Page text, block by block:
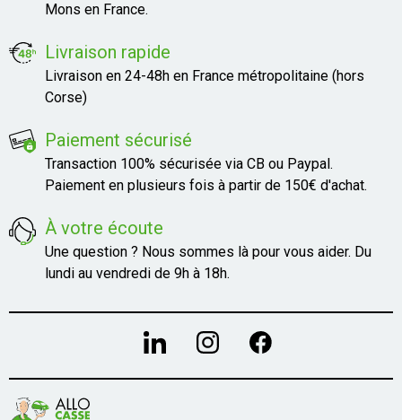
Mons en France.
Livraison rapide
Livraison en 24-48h en France métropolitaine (hors
Corse)
Paiement sécurisé
Transaction 100% sécurisée via CB ou Paypal.
Paiement en plusieurs fois à partir de 150€ d'achat.
À votre écoute
Une question ? Nous sommes là pour vous aider. Du
lundi au vendredi de 9h à 18h.